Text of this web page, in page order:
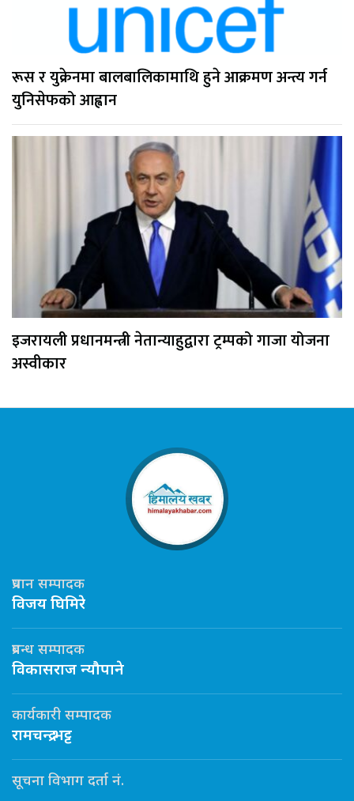
रूस र युक्रेनमा बालबालिकामाथि हुने आक्रमण अन्त्य गर्न
युनिसेफको आह्वान
इजरायली प्रधानमन्त्री नेतान्याहुद्वारा ट्रम्पको गाजा योजना
अस्वीकार
प्रधान सम्पादक
विजय घिमिरे
प्रबन्ध सम्पादक
विकासराज न्यौपाने
कार्यकारी सम्पादक
रामचन्द्र भट्ट
सूचना विभाग दर्ता नं.